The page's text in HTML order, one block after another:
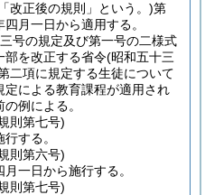
改正後の規則」という。)第
月一日から適用する。
号の規定及び第一号の二様式
部を改正する省令(昭和五十三
二項に規定する生徒について
による教育課程が適用され
例による。
則第七号)
する。
則第六号)
一日から施行する。
則第七号)